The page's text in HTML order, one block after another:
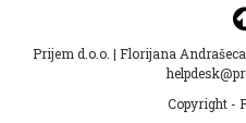
Prijem d.o.o. | Florijana
Copyright -